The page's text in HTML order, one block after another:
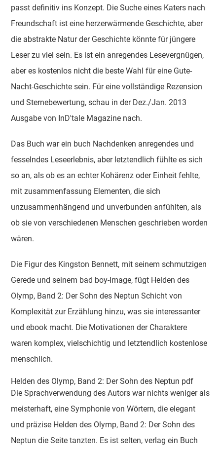
passt definitiv ins Konzept. Die Suche eines Katers nach
Freundschaft ist eine herzerwärmende Geschichte, aber
die abstrakte Natur der Geschichte könnte für jüngere
Leser zu viel sein. Es ist ein anregendes Lesevergnügen,
aber es kostenlos nicht die beste Wahl für eine Gute-
Nacht-Geschichte sein. Für eine vollständige Rezension
und Sternebewertung, schau in der Dez./Jan. 2013
Ausgabe von InD'tale Magazine nach.
Das Buch war ein buch Nachdenken anregendes und
fesselndes Leseerlebnis, aber letztendlich fühlte es sich
so an, als ob es an echter Kohärenz oder Einheit fehlte,
mit zusammenfassung Elementen, die sich
unzusammenhängend und unverbunden anfühlten, als
ob sie von verschiedenen Menschen geschrieben worden
wären.
Die Figur des Kingston Bennett, mit seinem schmutzigen
Gerede und seinem bad boy-Image, fügt Helden des
Olymp, Band 2: Der Sohn des Neptun Schicht von
Komplexität zur Erzählung hinzu, was sie interessanter
und ebook macht. Die Motivationen der Charaktere
waren komplex, vielschichtig und letztendlich kostenlose
menschlich.
Helden des Olymp, Band 2: Der Sohn des Neptun pdf
Die Sprachverwendung des Autors war nichts weniger als
meisterhaft, eine Symphonie von Wörtern, die elegant
und präzise Helden des Olymp, Band 2: Der Sohn des
Neptun die Seite tanzten. Es ist selten, verlag ein Buch